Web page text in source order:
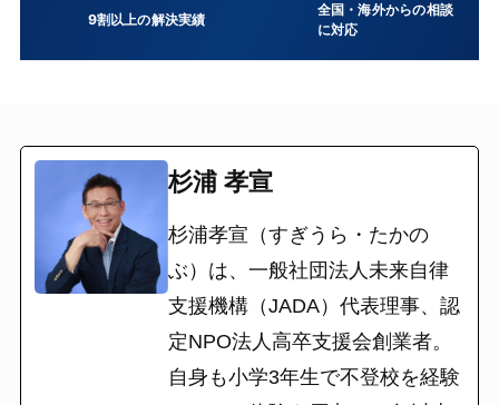
9割以上の解決実績
全国・海外からの相談
に対応
杉浦 孝宣
杉浦孝宣（すぎうら・たかの
ぶ）は、一般社団法人未来自律
支援機構（JADA）代表理事、認
定NPO法人高卒支援会創業者。
自身も小学3年生で不登校を経験